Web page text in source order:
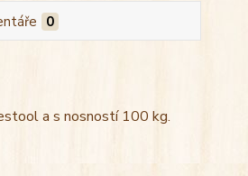
0
a s nosností 100 kg.